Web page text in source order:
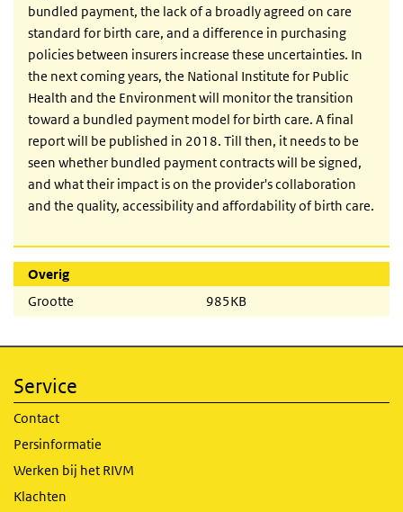
bundled payment, the lack of a broadly agreed on care
standard for birth care, and a difference in purchasing
policies between insurers increase these uncertainties. In
the next coming years, the National Institute for Public
Health and the Environment will monitor the transition
toward a bundled payment model for birth care. A final
report will be published in 2018. Till then, it needs to be
seen whether bundled payment contracts will be signed,
and what their impact is on the provider's collaboration
and the quality, accessibility and affordability of birth care.
Overig
Grootte
985KB
Service
Contact
Persinformatie
Werken bij het RIVM
Klachten